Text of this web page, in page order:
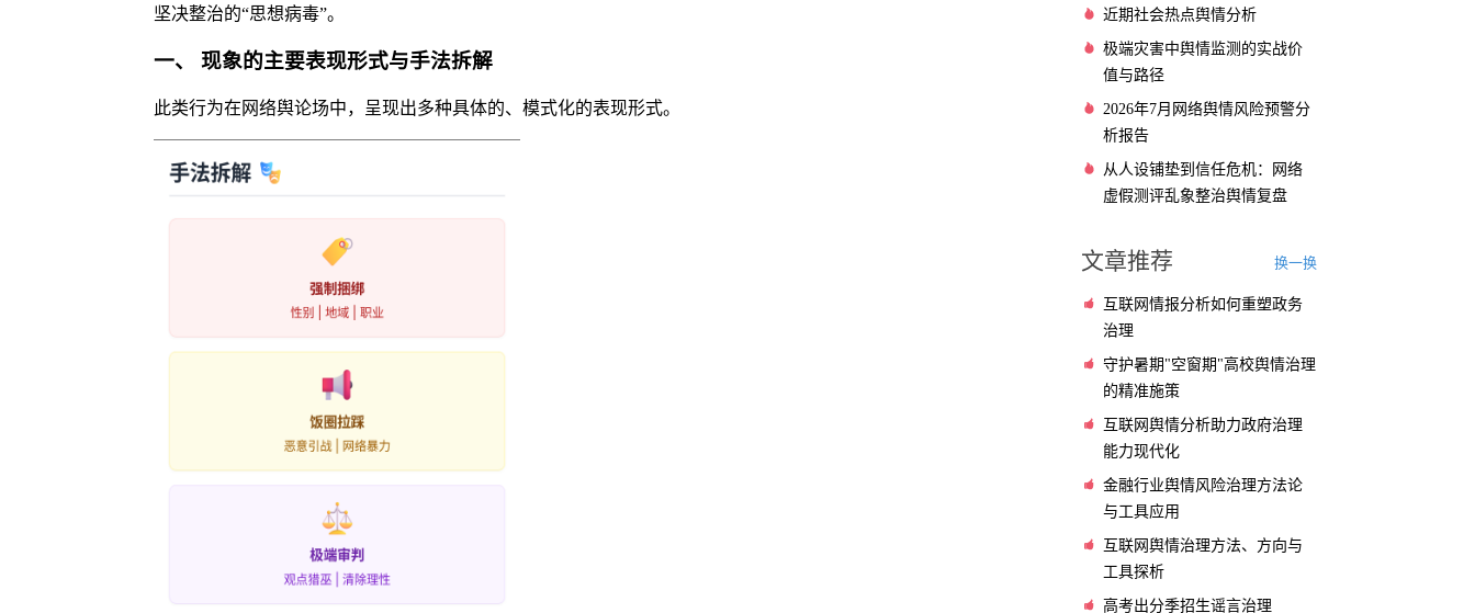
坚决整治的“思想病毒”。
一、 现象的主要表现形式与手法拆解
此类行为在网络舆论场中，呈现出多种具体的、模式化的表现形式。
近期社会热点舆情分析
极端灾害中舆情监测的实战价
值与路径
2026年7月网络舆情风险预警分
析报告
从人设铺垫到信任危机：网络
虚假测评乱象整治舆情复盘
文章推荐 换一换
互联网情报分析如何重塑政务
治理
守护暑期"空窗期"高校舆情治理
的精准施策
互联网舆情分析助力政府治理
能力现代化
金融行业舆情风险治理方法论
与工具应用
互联网舆情治理方法、方向与
工具探析
高考出分季招生谣言治理